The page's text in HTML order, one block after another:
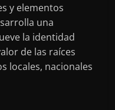
y elementos
una
la identidad
de las raíces
locales, nacionales